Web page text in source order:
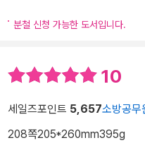
분철 신청 가능한 도서입니다.
10
세일즈포인트 5,657소방공무
208쪽205*260mm395g